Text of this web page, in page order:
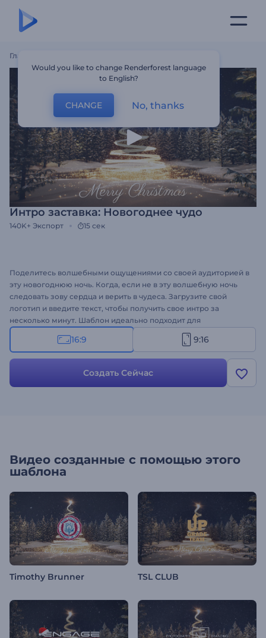
Главная
Интро заставка: Новогоднее чудо
140K+ Экспорт 15 сек
Поделитесь волшебными ощущениями со своей аудиторией в
эту новогоднюю ночь. Когда, если не в эту волшебную ночь
следовать зову сердца и верить в чудеса. Загрузите свой
логотип и введите текст, чтобы получить свое интро за
несколько минут. Шаблон идеально подходит для
рождественских акций, новогодних поздравлений,
приглашений на вечеринку и многого другого. Создайте
чудо", чтобы направить свои пожелания!
16:9 9:16
Создать Сейчас
Видео созданные с помощью этого
шаблона
Timothy Brunner TSL CLUB
Would you like to change Renderforest language
to English?
CHANGE No, thanks